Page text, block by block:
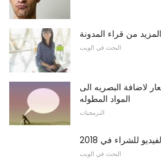
من قراء المدونة
البحث في الويب
لاضافة البصريه الى
المواد المطوله
البرمجيات
البحث في الويب